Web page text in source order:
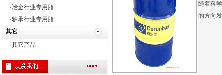
·冶金行业专用脂
·轴承行业专用脂
其它
·其它产品
随着科
的方向